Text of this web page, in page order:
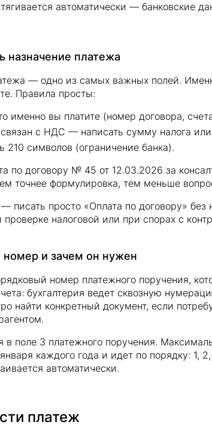
автоматически — банковские
назначение платежа
— одно из самых важных полей.
Правила просты:
именно вы платите (номер договора,
с НДС — написать сумму налога
210 символов (ограничение банка).
по договору № 45 от 12.03.2026 за
точнее формулировка, тем меньше
писать просто «Оплата по договору»
проверке налоговой или при спорах с
номер и зачем он нужен
номер платежного поручения,
бухгалтерия ведет сквозную
найти конкретный документ, если
в поле 3 платежного поручения.
каждого года и идет по порядку: 1,
автоматически.
платеж